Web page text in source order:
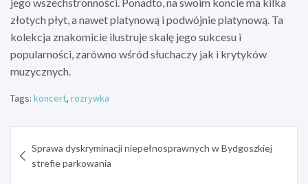
złotych płyt, a nawet platynową i podwójnie platynową. Ta
kolekcja znakomicie ilustruje skalę jego sukcesu i
popularności, zarówno wśród słuchaczy jak i krytyków
muzycznych.
Tags: koncert, rozrywka
wpisu
Sprawa dyskryminacji niepełnosprawnych w Bydgoszkiej
strefie parkowania